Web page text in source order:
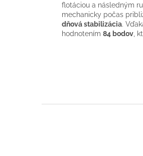
flotáciou a následným
mechanicky počas
dňová stabilizácia.
hodnotením 84 bodov ,